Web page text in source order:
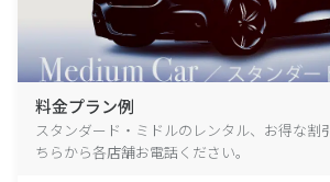
料金プラン例
スタンダード・ミドルのレンタル、お得な割
ちらから各店舗お電話ください。